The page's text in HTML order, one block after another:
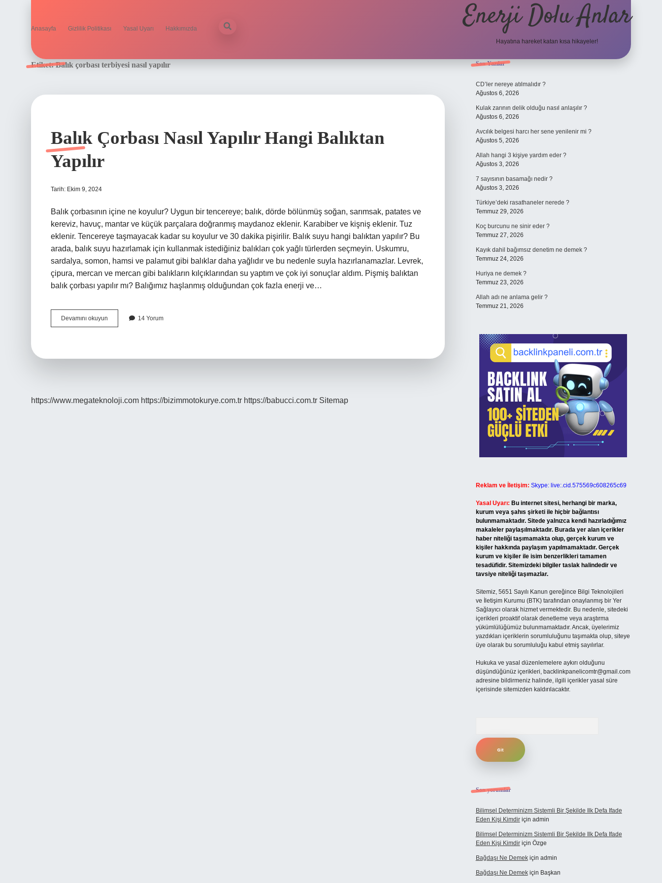
Anasayfa Gizlilik Politikası Yasal Uyarı Hakkımızda Enerji Dolu Anlar
Hayatına hareket katan kısa hikayeler!
Etiket:Balık çorbası terbiyesi nasıl yapılır
Balık Çorbası Nasıl Yapılır Hangi Balıktan
Yapılır
Tarih: Ekim 9, 2024
Balık çorbasının içine ne koyulur? Uygun bir tencereye; balık, dörde bölünmüş soğan, sarımsak, patates ve
kereviz, havuç, mantar ve küçük parçalara doğranmış maydanoz eklenir. Karabiber ve kişniş eklenir. Tuz
eklenir. Tencereye taşmayacak kadar su koyulur ve 30 dakika pişirilir. Balık suyu hangi balıktan yapılır? Bu
arada, balık suyu hazırlamak için kullanmak istediğiniz balıkları çok yağlı türlerden seçmeyin. Uskumru,
sardalya, somon, hamsi ve palamut gibi balıklar daha yağlıdır ve bu nedenle suyla hazırlanamazlar. Levrek,
çipura, mercan ve mercan gibi balıkların kılçıklarından su yaptım ve çok iyi sonuçlar aldım. Pişmiş balıktan
balık çorbası yapılır mı? Balığımız haşlanmış olduğundan çok fazla enerji ve…
Devamını okuyun
Çorbası
14 Yorum
https://www.megateknoloji.com https://bizimmotokurye.com.tr https://babucci.com.tr Sitemap
Sidebar
Son Yazılar
CD’ler nereye atılmalıdır ?
Ağustos 6, 2026
Kulak zarının delik olduğu nasıl anlaşılır ?
Ağustos 6, 2026
Avcılık belgesi harcı her sene yenilenir mi ?
Ağustos 5, 2026
Allah hangi 3 kişiye yardım eder ?
Ağustos 3, 2026
7 sayısının basamağı nedir ?
Ağustos 3, 2026
Türkiye’deki rasathaneler nerede ?
Temmuz 29, 2026
Koç burcunu ne sinir eder ?
Temmuz 27, 2026
Kayık dahil bağımsız denetim ne demek ?
Temmuz 24, 2026
Huriya ne demek ?
Temmuz 23, 2026
Allah adı ne anlama gelir ?
Temmuz 21, 2026
Reklam ve İletişim: Skype: live:.cid.575569c608265c69
Yasal Uyarı: Bu internet sitesi, herhangi bir marka,
kurum veya şahıs şirketi ile hiçbir bağlantısı
bulunmamaktadır. Sitede yalnızca kendi hazırladığımız
makaleler paylaşılmaktadır. Burada yer alan içerikler
haber niteliği taşımamakta olup, gerçek kurum ve
kişiler hakkında paylaşım yapılmamaktadır. Gerçek
kurum ve kişiler ile isim benzerlikleri tamamen
tesadüfidir. Sitemizdeki bilgiler taslak halindedir ve
tavsiye niteliği taşımazlar.
Sitemiz, 5651 Sayılı Kanun gereğince Bilgi Teknolojileri
ve İletişim Kurumu (BTK) tarafından onaylanmış bir Yer
Sağlayıcı olarak hizmet vermektedir. Bu nedenle, sitedeki
içerikleri proaktif olarak denetleme veya araştırma
yükümlülüğümüz bulunmamaktadır. Ancak, üyelerimiz
yazdıkları içeriklerin sorumluluğunu taşımakta olup, siteye
üye olarak bu sorumluluğu kabul etmiş sayılırlar.
Hukuka ve yasal düzenlemelere aykırı olduğunu
düşündüğünüz içerikleri, backlinkpanelicomtr@gmail.com
adresine bildirmeniz halinde, ilgili içerikler yasal süre
içerisinde sitemizden kaldırılacaktır.
Son yorumlar
Bilimsel Determinizm Sistemli Bir Şekilde Ilk Defa Ifade
Eden Kişi Kimdiriçin admin
Bilimsel Determinizm Sistemli Bir Şekilde Ilk Defa Ifade
Eden Kişi Kimdiriçin Özge
Bağdaşı Ne Demekiçin admin
Bağdaşı Ne Demekiçin Başkan